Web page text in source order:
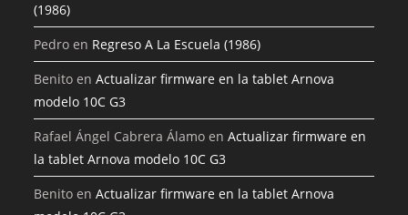
(1986)
Pedro en Regreso A La Escuela (1986)
Benito enActualizar firmware en la tablet Arnova
modelo 10C G3
Rafael Ángel Cabrera Álamo enActualizar firmware en
la tablet Arnova modelo 10C G3
Benito enActualizar firmware en la tablet Arnova